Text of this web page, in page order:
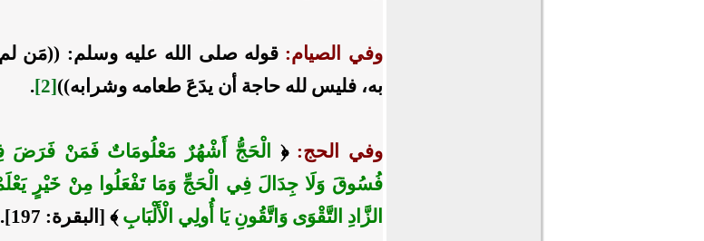
وفي الصيام:قوله صلى الله عليه وسلم: ((مَن
به، فليس لله حاجة أن يدَعَ طعامه وشرابه))[2]
.
وفي الحج:﴿
الْحَجُّ أَشْهُرٌ مَعْلُومَاتٌ فَمَنْ فَرَضَ
فُسُوقَ وَلَا جِدَالَ فِي الْحَجِّ وَمَا تَفْعَلُوا مِنْ خَيْرٍ
الزَّادِ التَّقْوَى وَاتَّقُونِ يَا أُولِي الْأَلْبَابِ﴾ [البقرة: 197].